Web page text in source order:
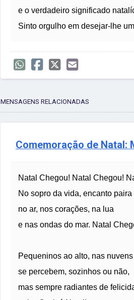
e o verdadeiro significado
Sinto orgulho em desejar-lhe
MENSAGENS RELACIONADAS
Comemoração de Natal:
Natal Chegou! Natal Chegou!
No sopro da vida, encanto paira
no ar, nos corações, na lua
e nas ondas do mar. Natal
Pequeninos ao alto, nas nuvens
se percebem, sozinhos ou não,
mas sempre radiantes de